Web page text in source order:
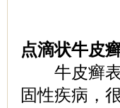
点滴状牛皮
牛皮癣表
固性疾病，